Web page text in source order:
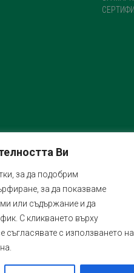
Ви
за да подобрим
за да показваме
или съдържание и да
С кликването върху
съгласявате с използването на